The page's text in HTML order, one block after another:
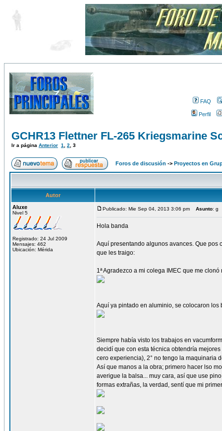
FAQ
Perfil
GCHR13 Flettner FL-265 Kriegsmarine
Ir a página Anterior 1 2 3
Foros de discusión -> Proyectos en
Autor
Aluxe
Nivel 5
Registrado: 24 Jul 2009
Mensajes: 462
Ubicación: Mérida
Publicado: Mie Sep 04, 2013 3:06 pm Asunto: g
Hola banda
Aquí presentando algunos avances. Que pos
que les traigo:
1ª Agradezco a mi colega IMEC que me
Aquí ya pintado en aluminio, se colocaron
Siempre había visto los trabajos en
decidí que con esta técnica obtendría
cero experiencia), 2° no tengo la maquinaria
Así que manos a la obra; primero hacer lso
averigue la balsa... muy cara, así que use
formas extrañas, la verdad, sentí que mi